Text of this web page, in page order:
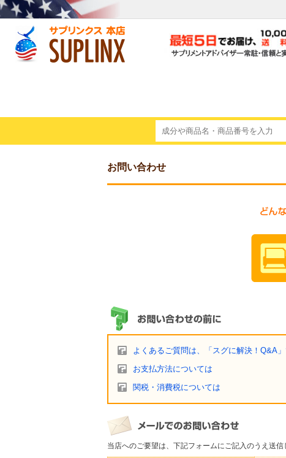
お問い合わせ
よくあるご質問は、「スグに解決！Q&A
お支払方法については
関税・消費税については
当店へのご要望は、下記フォームにご記入のうえ送信